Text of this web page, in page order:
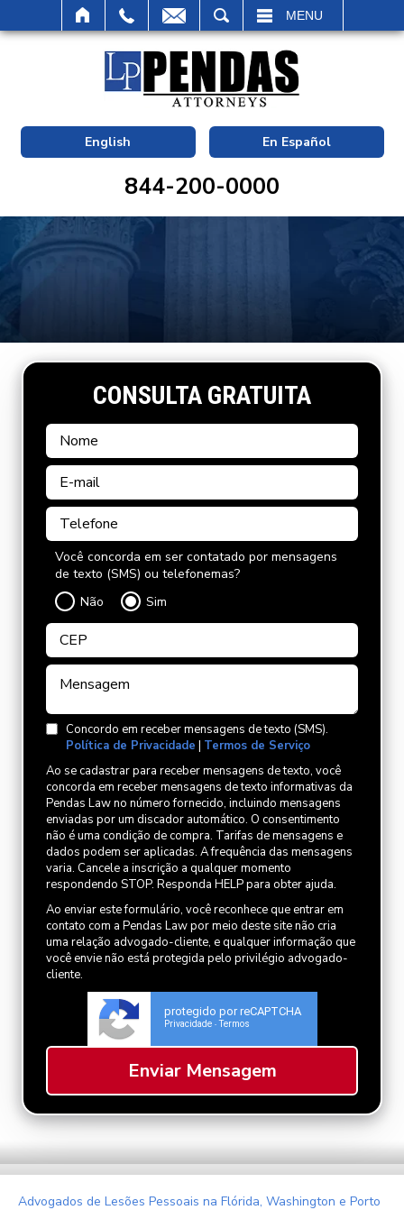
MENU
English En Español
844-200-0000
CONSULTA GRATUITA
Você concorda em ser contatado por mensagens
de texto (SMS) ou telefonemas?
Não
Sim
Concordo em receber mensagens de texto (SMS).
Política de Privacidade | Termos de Serviço
Ao se cadastrar para receber mensagens de texto, você
concorda em receber mensagens de texto informativas da
Pendas Law no número fornecido, incluindo mensagens
enviadas por um discador automático. O consentimento
não é uma condição de compra. Tarifas de mensagens e
dados podem ser aplicadas. A frequência das mensagens
varia. Cancele a inscrição a qualquer momento
respondendo STOP. Responda HELP para obter ajuda.
Ao enviar este formulário, você reconhece que entrar em
contato com a Pendas Law por meio deste site não cria
uma relação advogado-cliente, e qualquer informação que
você envie não está protegida pelo privilégio advogado-
cliente.
protegido por reCAPTCHA
Privacidade - Termos
Advogados de Lesões Pessoais na Flórida, Washington e Porto